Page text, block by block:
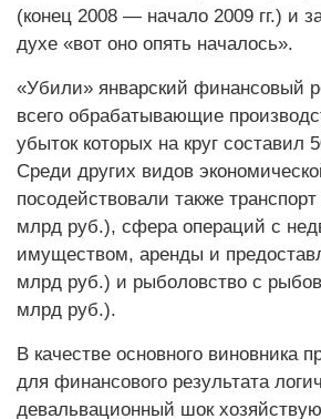
(конец 2008 — начало 2009 гг.) и
духе «вот оно опять началось».
«Убили» январский финансовый
всего обрабатывающие
убыток которых на круг составил
Среди других видов
посодействовали также
млрд руб.), сфера операций с
имуществом, аренды и
млрд руб.) и рыболовство с
млрд руб.).
В качестве основного виновника
для финансового результата
девальвационный шок